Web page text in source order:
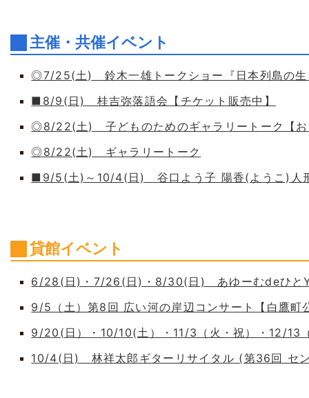
主催・共催イベント
◎7/25(土) 鈴木一雄トークショー『日本列島の生
■8/9(日) 桂吉弥落語会【チケット販売中】
◎8/22(土) 子どものためのギャラリートーク【お
◎8/22(土) ギャラリートーク
■9/5(土)～10/4(日) 谷口よう子 陽香(ようこ)人
貸館イベント
6/28(日)・7/26(日)・8/30(日) あゆーむdeひと
9/5（土）第8回 広い河の岸辺コンサート【白鷹町
9/20(日）・10/10(土）・11/3（火・祝）・12/
10/4(日) 林祥太郎ギターリサイタル (第36回 セ